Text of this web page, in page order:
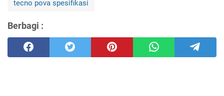
tecno pova spesifikasi
Berbagi :